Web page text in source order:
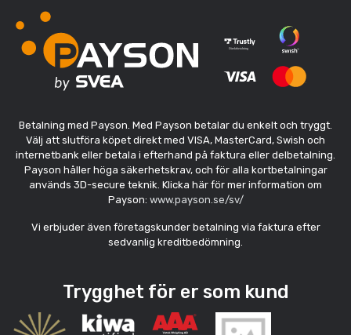
Betalning med Payson. Med Payson betalar du enkelt och tryggt.
Välj att slutföra köpet direkt med VISA, MasterCard, Swish och
internetbank eller betala i efterhand på faktura eller delbetalning.
Payson håller höga säkerhetskrav, och för alla kortbetalningar
används 3D-secure teknik. Klicka här för mer information om
Payson: www.payson.se/sv/
Vi erbjuder även företagskunder betalning via faktura efter
sedvanlig kreditbedömning.
Trygghet för er som kund